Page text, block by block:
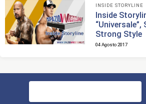
INSIDE STORYLINE
Inside
Strong Style
04 Agosto 2017
Ricerca